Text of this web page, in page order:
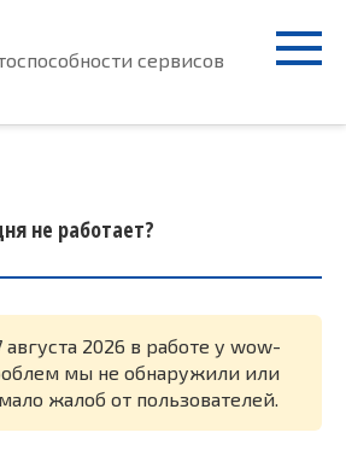
сервисов
не работает?
августа 2026 в работе у wow-
мы не обнаружили или
жалоб от пользователей.